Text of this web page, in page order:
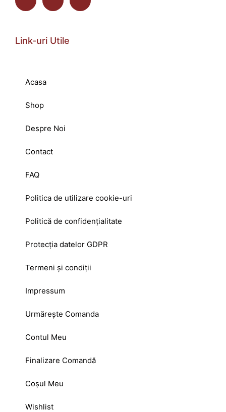
Link-uri Utile
Acasa
Shop
Despre Noi
Contact
FAQ
Politica de utilizare cookie-uri
Politică de confidențialitate
Protecția datelor GDPR
Termeni și condiții
Impressum
Urmărește Comanda
Contul Meu
Finalizare Comandă
Coșul Meu
Wishlist